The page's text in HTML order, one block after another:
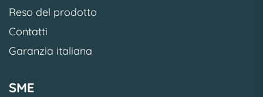
Reso del prodotto
Contatti
Garanzia italiana
SME